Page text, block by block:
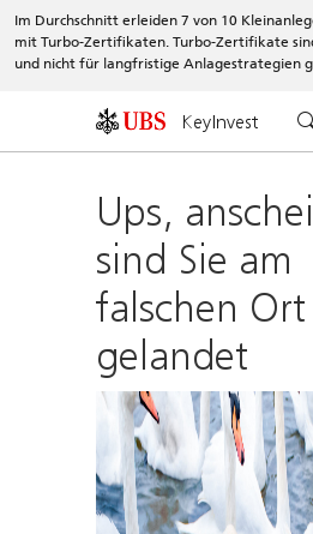
Im Durchschnitt erleiden 7 von 10
mit Turbo-Zertifikaten. Turbo-Zertifikate
und nicht für langfristige Anlagestrategien
KeyInvest
Ups,
sind Sie am
falschen Ort
gelandet